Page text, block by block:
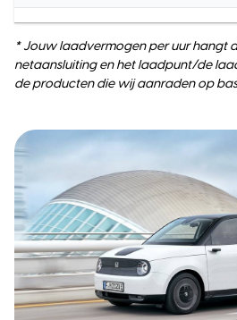
* Jouw laadvermogen per uur hangt
netaansluiting en het laadpunt/de
de producten die wij aanraden op